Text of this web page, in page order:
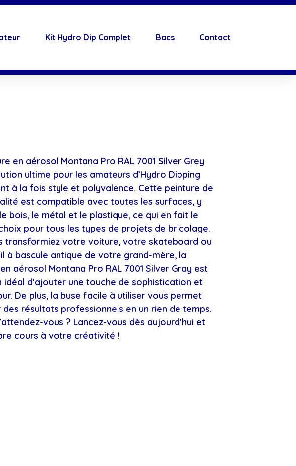
Kit Hydro Dip Complet Bacs Contact
en aérosol Montana Pro RAL 7001 Silver Grey
ultime pour les amateurs d’Hydro Dipping
à la fois style et polyvalence. Cette peinture de
est compatible avec toutes les surfaces, y
bois, le métal et le plastique, ce qui en fait le
pour tous les types de projets de bricolage.
transformiez votre voiture, votre skateboard ou
à bascule antique de votre grand-mère, la
aérosol Montana Pro RAL 7001 Silver Gray est
idéal d’ajouter une touche de sophistication et
De plus, la buse facile à utiliser vous permet
des résultats professionnels en un rien de temps.
vous ? Lancez-vous dès aujourd’hui et
cours à votre créativité !